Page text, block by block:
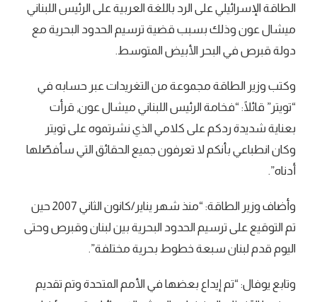
الطاقة الإسرائيلي على الرد باللغة العربية على الرئيس اللبناني
ميشال عون وذلك بسبب قضية ترسيم الحدود البحرية مع
دولة قبرص في البحر الأبيض المتوسط.
وكتب وزير الطاقة مجموعة من التغريدات عبر حسابه في
“تويتر” قائلًا: “فخامة الرئيس اللبناني ميشال عون, قرأت
بعناية شديدة ردكم على كلامي الذي نشرتموه على تويتر
وكان انطباعي بأنكم لا تعرفون جميع الحقائق التي سأفصّلها
أدناه”.
وأضاف وزير الطاقة: “منذ شهر يناير/كانون الثاني 2007 حين
تم التوقيع على ترسيم الحدود البحرية بين لبنان وقبرص وحتى
اليوم قدم لبنان سبعة خطوط بحرية مختلفة”.
وتابع يوفال: “تم إيداع بعضها في الأمم المتحدة وتم تقديم